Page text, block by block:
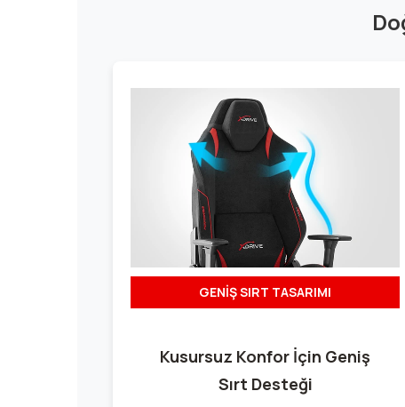
GENİŞ SIRT TASARIMI
Kusursuz Konfor İçin Geniş
Sırt Desteği